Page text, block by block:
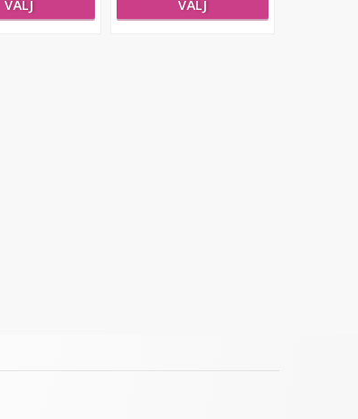
VÄLJ VÄLJ